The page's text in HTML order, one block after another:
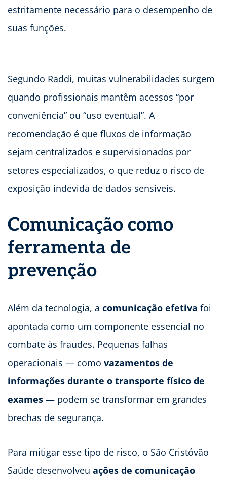
estritamente necessário para o desempenho de
suas funções.
Segundo Raddi, muitas vulnerabilidades surgem
quando profissionais mantêm acessos “por
conveniência” ou “uso eventual”. A
recomendação é que fluxos de informação
sejam centralizados e supervisionados por
setores especializados, o que reduz o risco de
exposição indevida de dados sensíveis.
Comunicação como
ferramenta de
prevenção
Além da tecnologia, a comunicação efetiva foi
apontada como um componente essencial no
combate às fraudes. Pequenas falhas
operacionais — como vazamentos de
informações durante o transporte físico de
exames — podem se transformar em grandes
brechas de segurança.
Para mitigar esse tipo de risco, o São Cristóvão
Saúde desenvolveu ações de comunicação